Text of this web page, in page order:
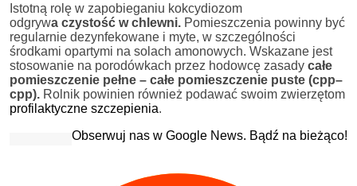
Istotną rolę w zapobieganiu kokcydiozom
odgrywa czystość w chlewni. Pomieszczenia powinny być
regularnie dezynfekowane i myte, w szczególności
środkami opartymi na solach amonowych. Wskazane jest
stosowanie na porodówkach przez hodowcę zasady całe
pomieszczenie pełne – całe pomieszczenie puste (cpp–
cpp). Rolnik powinien również podawać swoim zwierzętom
profilaktyczne szczepienia.
Obserwuj nas w Google News. Bądź na bieżąco!